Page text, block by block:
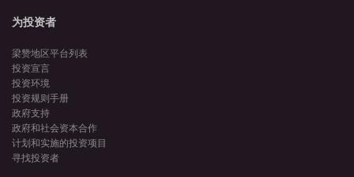
为投资者
梁赞地区平台列表
投资宣言
投资环境
投资规则手册
政府支持
政府和社会资本合作
计划和实施的投资项目
寻找投资者